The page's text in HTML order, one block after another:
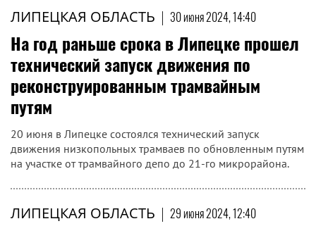
ЛИПЕЦКАЯ ОБЛАСТЬ | 30 июня 2024, 14:40
На год раньше срока в Липецке прошел
технический запуск движения по
реконструированным трамвайным
путям
20 июня в Липецке состоялся технический запуск
движения низкопольных трамваев по обновленным путям
на участке от трамвайного депо до 21-го микрорайона.
ЛИПЕЦКАЯ ОБЛАСТЬ | 29 июня 2024, 12:40